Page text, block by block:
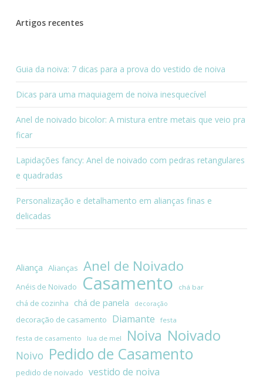
Artigos recentes
Guia da noiva: 7 dicas para a prova do vestido de noiva
Dicas para uma maquiagem de noiva inesquecível
Anel de noivado bicolor: A mistura entre metais que veio pra
ficar
Lapidações fancy: Anel de noivado com pedras retangulares
e quadradas
Personalização e detalhamento em alianças finas e
delicadas
Aliança Alianças Anel de Noivado
Anéis de Noivado Casamento chá bar
chá de cozinha chá de panela decoração
decoração de casamento Diamante festa
festa de casamento lua de mel Noiva Noivado
Noivo Pedido de Casamento
pedido de noivado vestido de noiva